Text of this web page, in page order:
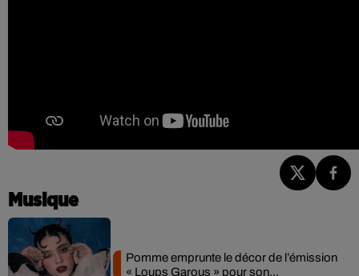
Musique
Pomme emprunte le décor de l’émission
« Loups Garous » pour son...